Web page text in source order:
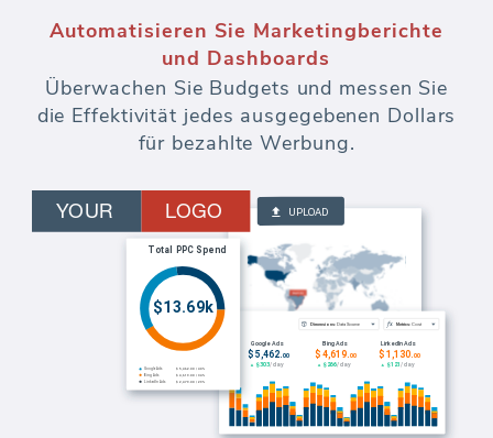
SEO Keyword-Rank-Analyse - über mehrere
Standorte, Sprachen und Domains hinweg.
Verfolgen Sie Änderungen der Keyword-
Position im Laufe der Zeit. Fügen Sie der
automatisierten Berichterstellung und dem
Wettbewerbsüberwachung hinzu.